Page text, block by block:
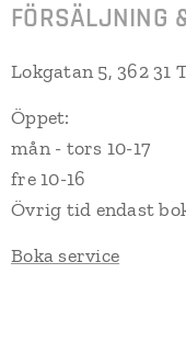
FÖRSÄLJNING
Lokgatan 5, 362 31
Öppet:
mån - tors 10-17
fre 10-16
Övrig tid endast
Boka service